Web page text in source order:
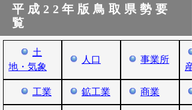
平成22年版鳥取県勢要
覧
土
地・気象
人口 事業所
工業 鉱工業 商業